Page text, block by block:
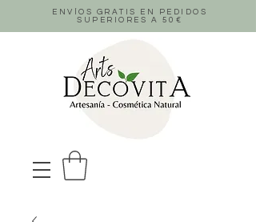
ENVÍOS GRATIS EN PEDIDOS
SUPERIORES A 50 €